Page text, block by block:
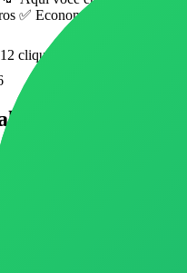
✅ Economia real para você
12 cliques
📦🛒 #1 @oseuestoquista